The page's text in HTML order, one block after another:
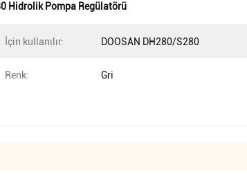
Hidrolik Pompa Regülatörü
İçin kullanılır: DOOSAN DH280/S280
Renk: Gri